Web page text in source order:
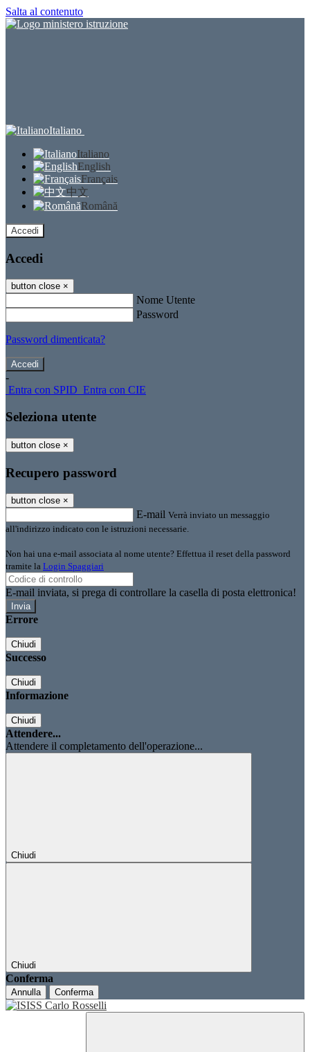
Salta al contenuto
Italiano
Italiano
English
Français
中文
Română
Accedi
Accedi
button close ×
Nome Utente
Password
Password dimenticata?
-
Entra con SPID Entra con CIE
Seleziona utente
button close ×
Recupero password
button close ×
E-mail Verrà inviato un messaggio
all'indirizzo indicato con le istruzioni necessarie.
Non hai una e-mail associata al nome utente? Effettua il reset della password
tramite la Login Spaggiari
E-mail inviata, si prega di controllare la casella di posta elettronica!
Errore
Chiudi
Successo
Chiudi
Informazione
Chiudi
Attendere...
Attendere il completamento dell'operazione...
Chiudi
Chiudi
Conferma
Annulla Conferma